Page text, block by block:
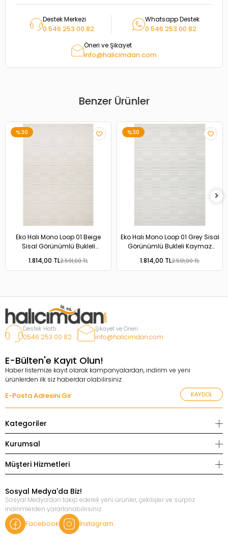
Destek Merkezi
0 546 253 00 82
Whatsapp Destek
0 546 253 00 82
Öneri ve Şikayet
info@halicimdan.com
Benzer Ürünler
%30
Eko Halı Mono Loop 01 Beige
Sisal Görünümlü Bukleli
1.814,00 TL2.591,00 TL
%30
Eko Halı Mono Loop 01 Grey Sisal
Görünümlü Bukleli Kaymaz
1.814,00 TL2.591,00 TL
Destek Hattı
0546 253 00 82
Şikayet ve Öneri
info@halicimdan.com
E-Bülten'e Kayıt Olun!
Haber listemize kayıt olarak kampanyalardan, indirim ve yeni
ürünlerden ilk siz haberdar olabilirsiniz
KAYDOL
Kategoriler
Kurumsal
Müşteri Hizmetleri
Sosyal Medya'da Biz!
Sosyal Medya’dan takip ederek yeni ürünler, çekilişler ve sürpriz
indirimlerden yararlanabilirsiniz
Facebook İnstagram